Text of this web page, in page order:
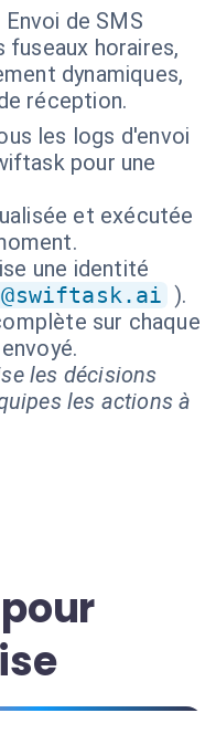
Envoi de SMS
fuseaux horaires,
dynamiques,
réception.
les logs d'envoi
pour une
et exécutée
une identité
).
sur chaque
les décisions
les actions à